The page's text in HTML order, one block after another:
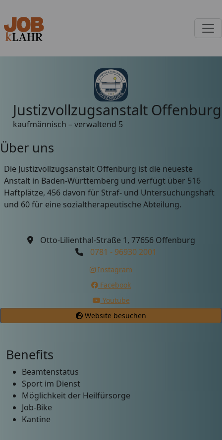
Justizvollzugsanstalt Offenburg
kaufmännisch – verwaltend 5
Über uns
Die Justizvollzugsanstalt Offenburg ist die neueste
Anstalt in Baden-Württemberg und verfügt über 516
Haftplätze, 456 davon für Straf- und Untersuchungshaft
und 60 für eine sozialtherapeutische Abteilung.
Otto-Lilienthal-Straße 1, 77656 Offenburg
0781 - 96930 2001
Instagram
Facebook
Youtube
Website besuchen
Benefits
Beamtenstatus
Sport im Dienst
Möglichkeit der Heilfürsorge
Job-Bike
Kantine